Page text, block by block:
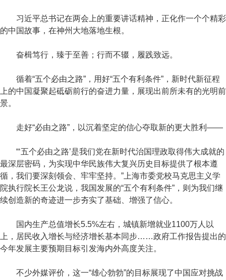
习近平总书记在两会上的重要讲话精神，正化作一个个精彩
的中国故事，在神州大地落地生根。
奋楫笃行，臻于至善；行而不辍，履践致远。
循着“五个必由之路”，用好“五个有利条件”，新时代新征程
上的中国凝聚起砥砺前行的奋进力量，展现出前所未有的光明前
景。
走好“必由之路”，以沉着坚定的信心夺取新的更大胜利——
“‘五个必由之路’是我们党在新时代治国理政取得伟大成就的
最深层密码，为实现中华民族伟大复兴历史目标提供了根本遵
循，我们要深刻领会、牢牢坚持。”上海市委党校马克思主义学
院执行院长王公龙说，我国发展的“五个有利条件”，则为我们继
续创造新的奇迹进一步夯实了基础、增强了信心。
国内生产总值增长5.5%左右，城镇新增就业1100万人以
上，居民收入增长与经济增长基本同步……政府工作报告提出的
今年发展主要预期目标引发海内外高度关注。
不少外媒评价，这一“雄心勃勃”的目标展现了中国应对挑战